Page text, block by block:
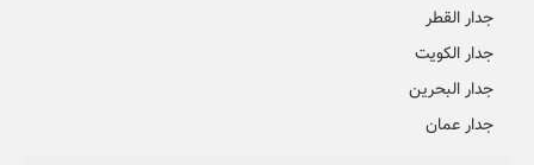
جدار القطر
جدار الكويت
جدار البحرين
جدار عمان